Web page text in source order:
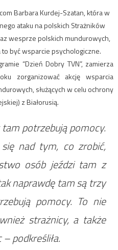
Barbara Kurdej-Szatan, która w
ataku na polskich Strażników
wesprze polskich mundurowych,
to być wsparcie psychologiczne.
“Dzień Dobry TVN”, zamierza
zorganizować akcję wsparcia
służących w celu ochrony
z Białorusią.
potrzebują pomocy.
się nad tym, co zrobić,
osób jeździ tam z
naprawdę tam są trzy
pomocy. To nie
strażnicy, a także
podkreśliła.